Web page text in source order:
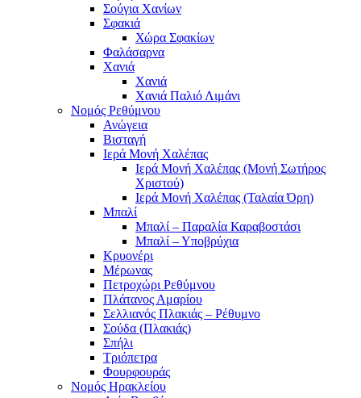
Σούγια Χανίων
Σφακιά
Χώρα Σφακίων
Φαλάσαρνα
Χανιά
Χανιά
Χανιά Παλιό Λιμάνι
Νομός Ρεθύμνου
Ανώγεια
Βισταγή
Ιερά Μονή Χαλέπας
Ιερά Μονή Χαλέπας (Μονή Σωτήρος
Χριστού)
Ιερά Μονή Χαλέπας (Ταλαία Όρη)
Μπαλί
Μπαλί – Παραλία Καραβοστάσι
Μπαλί – Υποβρύχια
Κρυονέρι
Μέρωνας
Πετροχώρι Ρεθύμνου
Πλάτανος Αμαρίου
Σελλιανός Πλακιάς – Ρέθυμνο
Σούδα (Πλακιάς)
Σπήλι
Τριόπετρα
Φουρφουράς
Νομός Ηρακλείου